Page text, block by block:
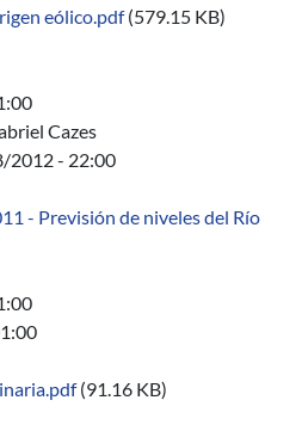
eólico.pdf (579.15 KB)
FSE 2011 - Aplicación de
Cazes
2012 - 22:00
- Previsión de niveles del Río
FSE 2011 - Previsión de niveles
(91.16 KB)